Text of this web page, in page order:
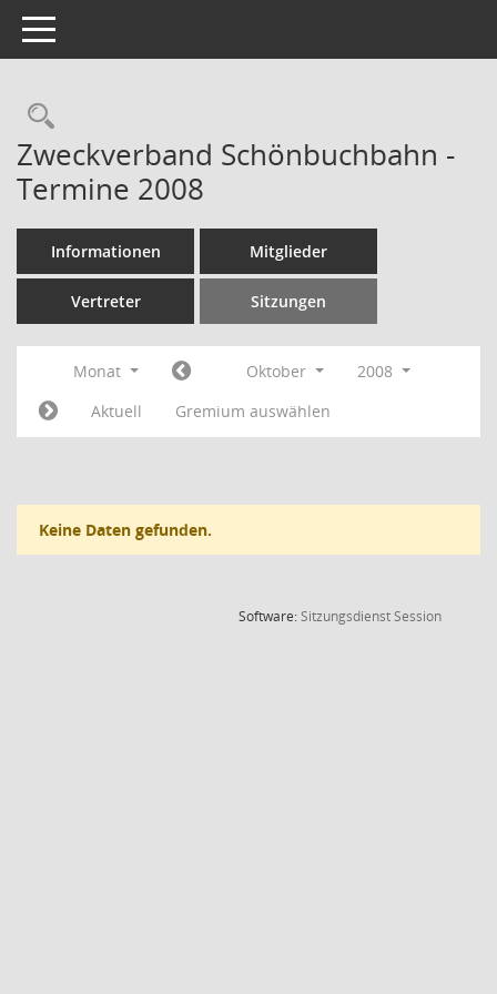
Toggle navigation
Rechercheauswahl
Zweckverband Schönbuchbahn -
Termine 2008
Informationen Mitglieder
Vertreter Sitzungen
Monat Oktober
2008
Aktuell
Gremium auswählen
Keine Daten gefunden.
Software:SitzungsdienstSession(Wird in